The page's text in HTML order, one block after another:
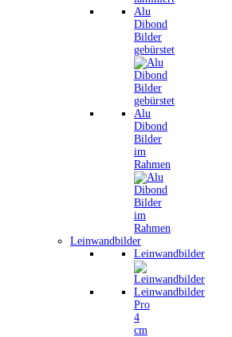
Alu
Dibond
Bilder
gebürstet
Alu
Dibond
Bilder
im
Rahmen
Leinwandbilder
Leinwandbilder
Leinwandbilder
Pro
4
cm